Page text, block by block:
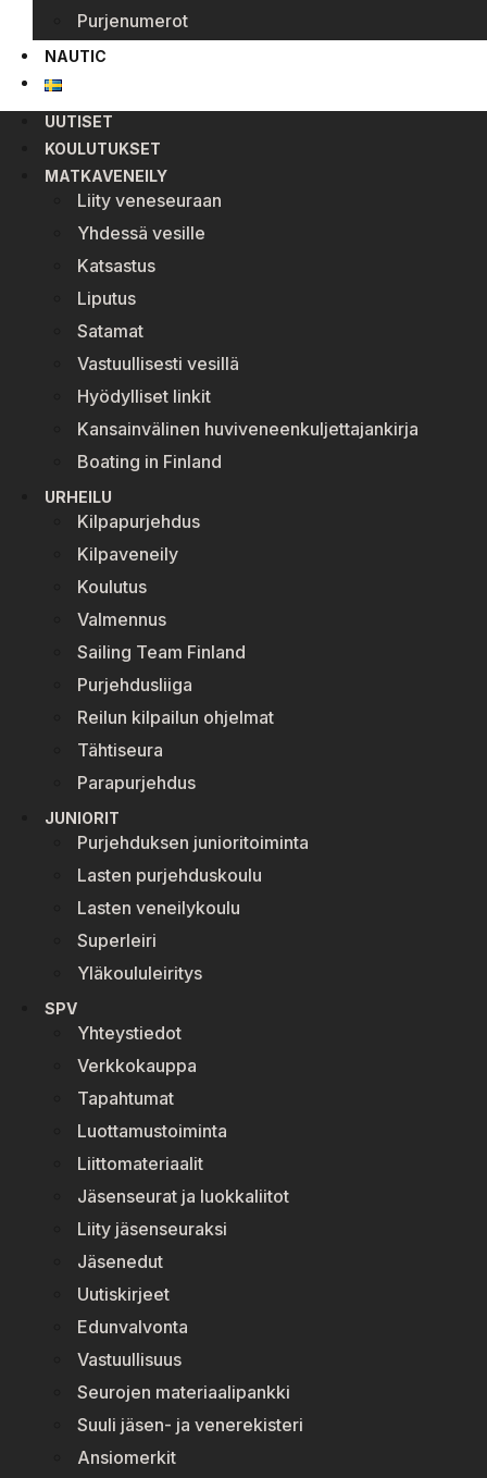
Purjenumerot
NAUTIC
UUTISET
KOULUTUKSET
MATKAVENEILY
Liity veneseuraan
Yhdessä vesille
Katsastus
Liputus
Satamat
Vastuullisesti vesillä
Hyödylliset linkit
Kansainvälinen huviveneenkuljettajankirja
Boating in Finland
URHEILU
Kilpapurjehdus
Kilpaveneily
Koulutus
Valmennus
Sailing Team Finland
Purjehdusliiga
Reilun kilpailun ohjelmat
Tähtiseura
Parapurjehdus
JUNIORIT
Purjehduksen junioritoiminta
Lasten purjehduskoulu
Lasten veneilykoulu
Superleiri
Yläkoululeiritys
SPV
Yhteystiedot
Verkkokauppa
Tapahtumat
Luottamustoiminta
Liittomateriaalit
Jäsenseurat ja luokkaliitot
Liity jäsenseuraksi
Jäsenedut
Uutiskirjeet
Edunvalvonta
Vastuullisuus
Seurojen materiaalipankki
Suuli jäsen- ja venerekisteri
Ansiomerkit